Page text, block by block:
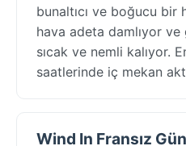
bunaltıcı ve boğucu bir
hava adeta damlıyor
sıcak ve nemli kalıyor.
saatlerinde iç mekan
Wind In Fransız